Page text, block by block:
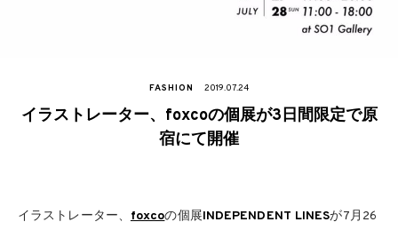
FASHION 2019.07.24
イラストレーター、foxcoの個展が3日間限定で原
宿にて開催
イラストレーター、 foxcoの個展INDEPENDENT LINESが7月26